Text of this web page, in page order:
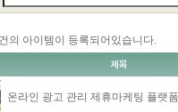
의 아이템이 등록되어있습니다.
온라인 광고 관리 제휴마케팅 플랫폼